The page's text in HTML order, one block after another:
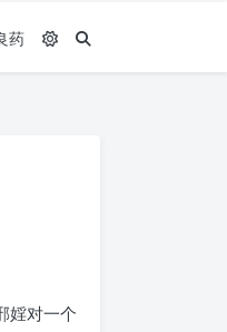
药
婬对一个